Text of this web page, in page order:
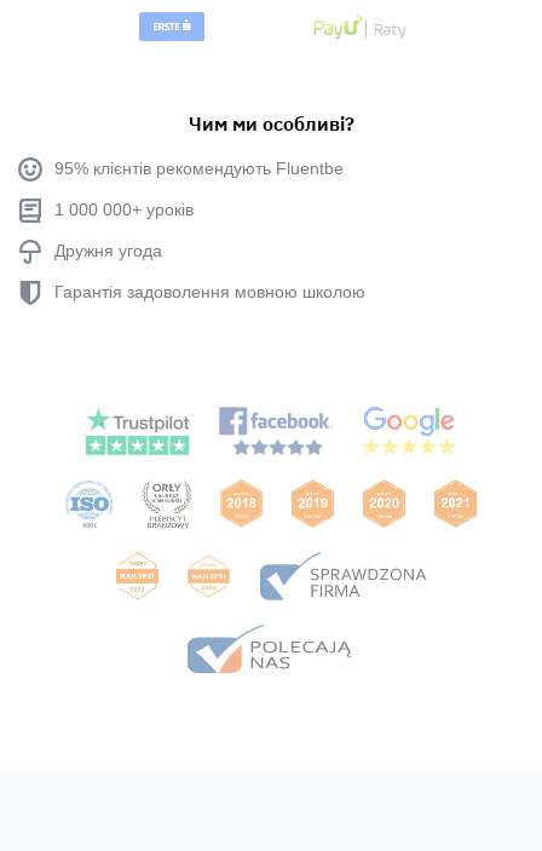
Чим ми особливі?
95% клієнтів рекомендують Fluentbe
1 000 000+ уроків
Дружня угода
Гарантія задоволення мовною школою